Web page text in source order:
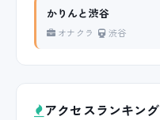
かりんと渋谷
オナクラ 渋谷
アクセスランキング